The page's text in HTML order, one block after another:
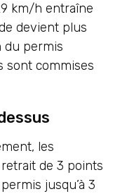
km/h entraîne
devient plus
du permis
sont commises
les
de 3 points
jusqu’à 3